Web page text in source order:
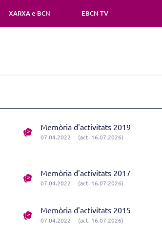
XARXA e-BCN EBCN TV
Memòria d'activitats 2019
07.04.2022 (act. 16.07.2026)
Memòria d'activitats 2017
07.04.2022 (act. 16.07.2026)
Memòria d'activitats 2015
07.04.2022 (act. 16.07.2026)